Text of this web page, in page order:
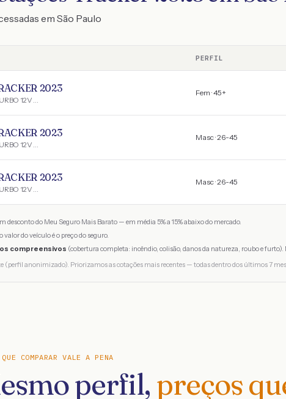
em São Paulo
PERFIL
2023
TRACKER PREMIER 1.2 TURBO 12V FLEX AUT.
Fem · 45+
2023
TRACKER PREMIER 1.2 TURBO 12V FLEX AUT.
Masc · 26-45
2023
TRACKER PREMIER 1.2 TURBO 12V FLEX AUT.
Masc · 26-45
desconto do Meu Seguro Mais Barato — em média 5% a 15% abaixo do mercado.
valor do veículo é o preço do seguro.
compreensivos (cobertura completa: incêndio, colisão, danos da natureza, roubo e
(perfil anonimizado). Priorizamos as cotações mais recentes — todas dentro dos últimos 7
COMPARAR VALE A PENA
perfil, preços